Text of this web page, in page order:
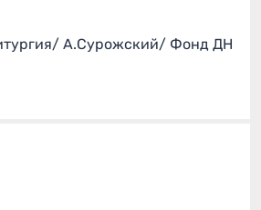
А.Сурожский/ Фонд ДН